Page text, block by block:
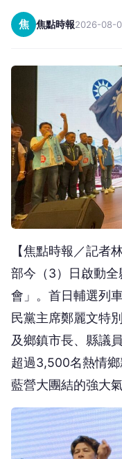
焦 焦點時報2026-08-
【焦點時報／記者
部今（3）日啟動
會」。首日輔選列
民黨主席鄭麗文特
及鄉鎮市長、縣議
超過3,500名熱情
藍營大團結的強大氣